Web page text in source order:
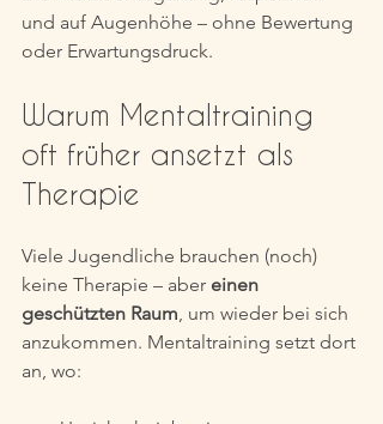
und auf Augenhöhe – ohne Bewertung
oder Erwartungsdruck.
Warum Mentaltraining
oft früher ansetzt als
Therapie
Viele Jugendliche brauchen (noch)
keine Therapie – aber einen
geschützten Raum, um wieder bei sich
anzukommen. Mentaltraining setzt dort
an, wo: